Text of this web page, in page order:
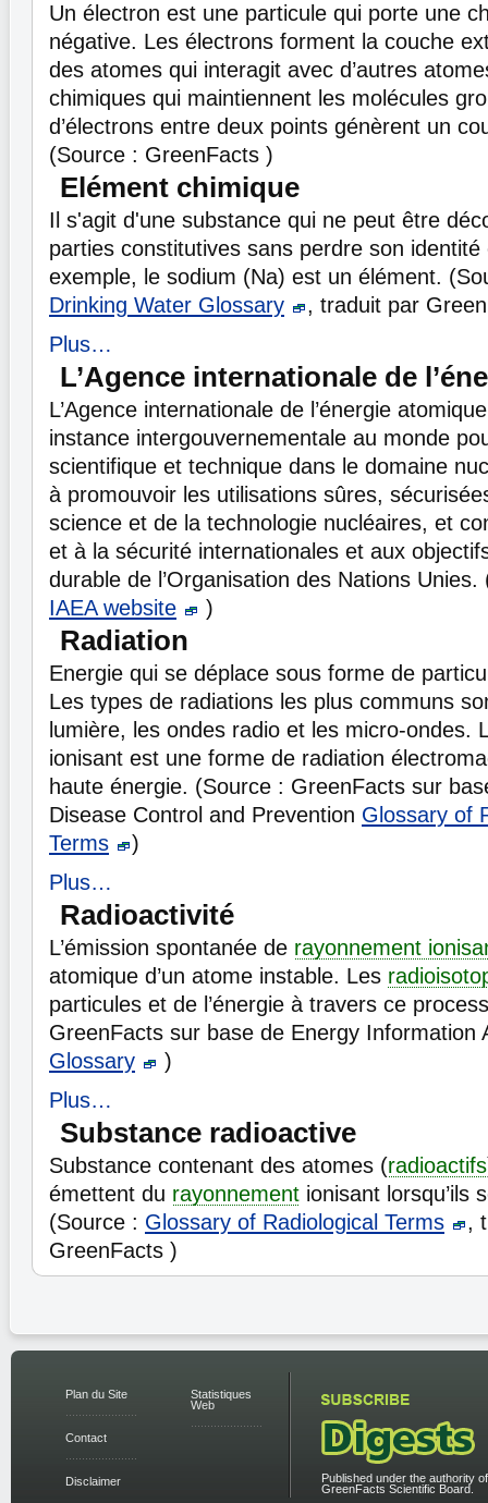
Un électron est une particule qui porte une
négative. Les électrons forment la couche
des atomes qui interagit avec d’autres
chimiques qui maintiennent les molécules
d’électrons entre deux points génèrent un
(Source : GreenFacts )
Elément chimique
Il s'agit d'une substance qui ne peut être
parties constitutives sans perdre son identité
exemple, le sodium (Na) est un élément.
Drinking Water Glossary
, traduit par
Plus…
L’Agence internationale de
L’Agence internationale de l’énergie
instance intergouvernementale au monde
scientifique et technique dans le domaine
à promouvoir les utilisations sûres,
science et de la technologie nucléaires, et
et à la sécurité internationales et aux
durable de l’Organisation des Nations
IAEA website
)
Radiation
Energie qui se déplace sous forme de
Les types de radiations les plus communs
lumière, les ondes radio et les micro-ondes.
ionisant est une forme de radiation
haute énergie. (Source : GreenFacts sur
Disease Control and Prevention Glossary of
Terms
)
Plus…
Radioactivité
L’émission spontanée de rayonnement
atomique d’un atome instable. Les
particules et de l’énergie à travers ce
GreenFacts sur base de Energy Information
Glossary
)
Plus…
Substance radioactive
Substance contenant des atomes (radioactifs
émettent du rayonnement ionisant lorsqu’ils
(Source : Glossary of Radiological Terms
,
GreenFacts )
Plan du Site
Contact
Disclaimer
Statistiques
Web
Published under the authority
GreenFacts Scientific Board.